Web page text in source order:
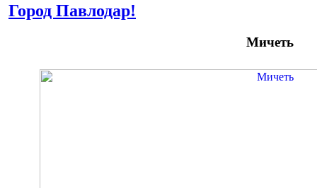
Город Павлодар!
Мичеть